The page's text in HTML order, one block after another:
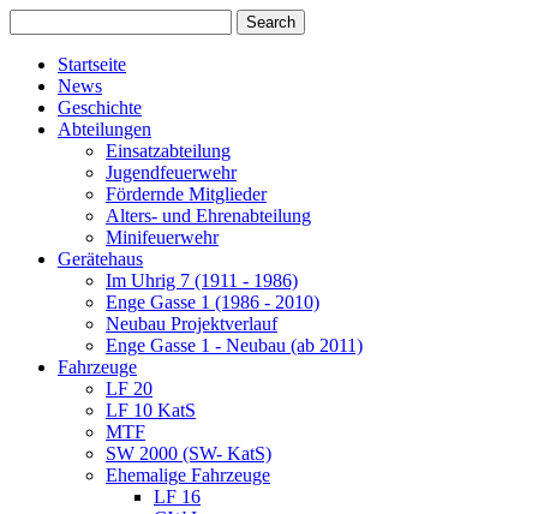
Startseite
News
Geschichte
Abteilungen
Einsatzabteilung
Jugendfeuerwehr
Fördernde Mitglieder
Alters- und Ehrenabteilung
Minifeuerwehr
Gerätehaus
Im Uhrig 7 (1911 - 1986)
Enge Gasse 1 (1986 - 2010)
Neubau Projektverlauf
Enge Gasse 1 - Neubau (ab 2011)
Fahrzeuge
LF 20
LF 10 KatS
MTF
SW 2000 (SW- KatS)
Ehemalige Fahrzeuge
LF 16